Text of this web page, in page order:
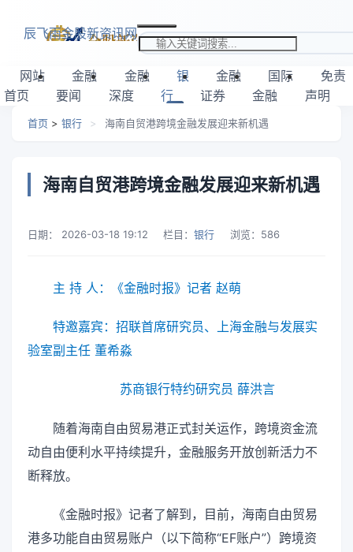
辰飞雨金股新资讯网
搜索关键词
网站
首页
金融
要闻
金融
深度
银
行
金融
证券
国际
金融
免责
声明
首页 > 银行 > 海南自贸港跨境金融发展迎来新机遇
海南自贸港跨境金融发展迎来新机遇
日期： 2026-03-18 19:12 栏目： 银行 浏览： 586
主 持 人：《金融时报》记者 赵萌
特邀嘉宾：招联首席研究员、上海金融与发展实
验室副主任 董希淼
苏商银行特约研究员 薛洪言
随着海南自由贸易港正式封关运作，跨境资金流
动自由便利水平持续提升，金融服务开放创新活力不
断释放。
《金融时报》记者了解到，目前，海南自由贸易
港多功能自由贸易账户（以下简称“EF账户”）跨境资